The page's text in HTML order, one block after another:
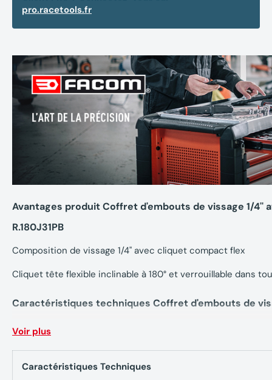
pro.racetools.fr
Avantages produit Coffret d'embouts de vissage 1/4''
R.180J31PB
Composition de vissage 1/4" avec cliquet compact flex
Cliquet tête flexible inclinable à 180° et verrouillable dans
Caractéristiques techniques Coffret d'embouts de
1 Cliquet porte-embouts 1/4" ultra-compact tête flexible :
La compacité de la tête procure un accès exeptionnel lors
Voir plus
Caractéristiques Techniques